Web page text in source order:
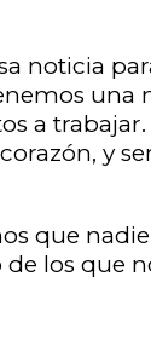
noticia
una
a
y
que
los que